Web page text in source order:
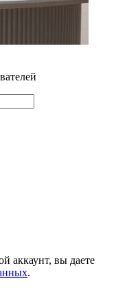
аккаунт, вы даете
.